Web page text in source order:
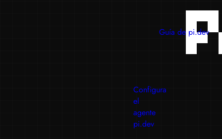
Guía de pi.dev
Configura
el
agente
pi.dev